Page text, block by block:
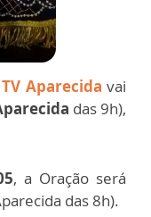
TV Aparecida vai
das 9h),
, a Oração será
das 8h).